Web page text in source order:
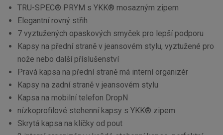
TRU-SPEC® PRYM s YKK® mosazným zipem
Elegantní rovný střih
7 vyztužených opaskových smyček pro lepší podporu
Kapsy na přední straně v jeansovém stylu, vyztužené pro
nože nebo další příslušenství
Pravá kapsa na přední straně má interní organizér
Kapsy na zadní straně v jeansovém stylu
Kapsa na mobilní telefon DropN
nízkoprofilové stehenní kapsy s YKK® zipem
Skrytá kapsa na klíčky od pout